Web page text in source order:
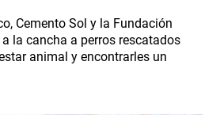
Cemento Sol y la Fundación
la cancha a perros rescatados
animal y encontrarles un